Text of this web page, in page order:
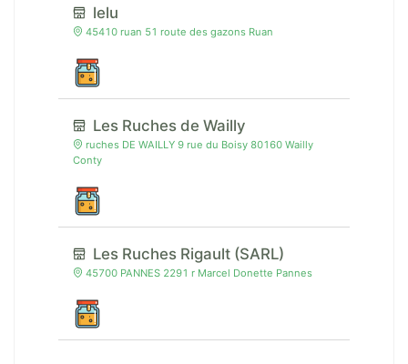
lelu
45410 ruan 51 route des gazons Ruan
Les Ruches de Wailly
ruches DE WAILLY 9 rue du Boisy 80160 Wailly
Conty
Les Ruches Rigault (SARL)
45700 PANNES 2291 r Marcel Donette Pannes